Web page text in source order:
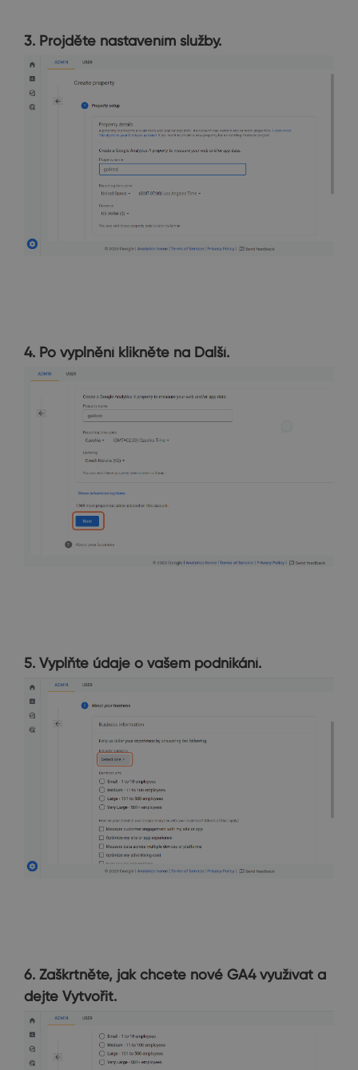
3. Projděte nastavením služby.
4. Po vyplnění klikněte na Další.
5. Vyplňte údaje o vašem podnikání.
6. Zaškrtněte, jak chcete nové GA4 využívat a
dejte Vytvořit.